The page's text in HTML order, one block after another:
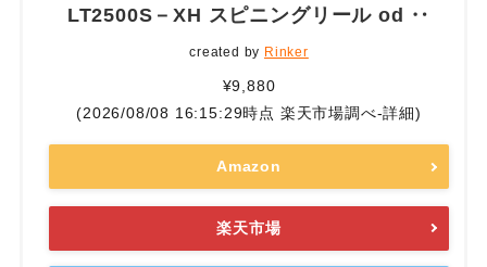
LT2500S－XH スピニングリール od ‥
created by Rinker
¥9,880
(2026/08/08 16:15:29時点 楽天市場調べ-詳細)
Amazon
楽天市場